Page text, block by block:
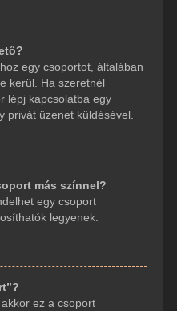
egy csoportot, általában
kerül. Ha szeretnél
lépj kapcsolatba egy
privát üzenet küldésével.
más színnel?
egy csoport
legyenek.
ez a csoport